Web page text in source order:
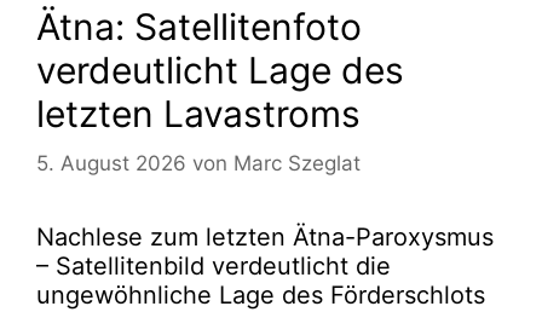
Ätna: Satellitenfoto
verdeutlicht Lage des
letzten Lavastroms
5. August 2026 von Marc Szeglat
Nachlese zum letzten Ätna-Paroxysmus
– Satellitenbild verdeutlicht die
ungewöhnliche Lage des Förderschlots